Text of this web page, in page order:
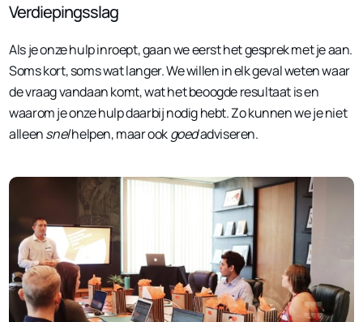
Verdiepingsslag
Als je onze hulp inroept, gaan we eerst het gesprek met je aan.
Soms kort, soms wat langer. We willen in elk geval weten waar
de vraag vandaan komt, wat het beoogde resultaat is en
waarom je onze hulp daarbij nodig hebt. Zo kunnen we je niet
alleensnelhelpen, maar ookgoedadviseren.